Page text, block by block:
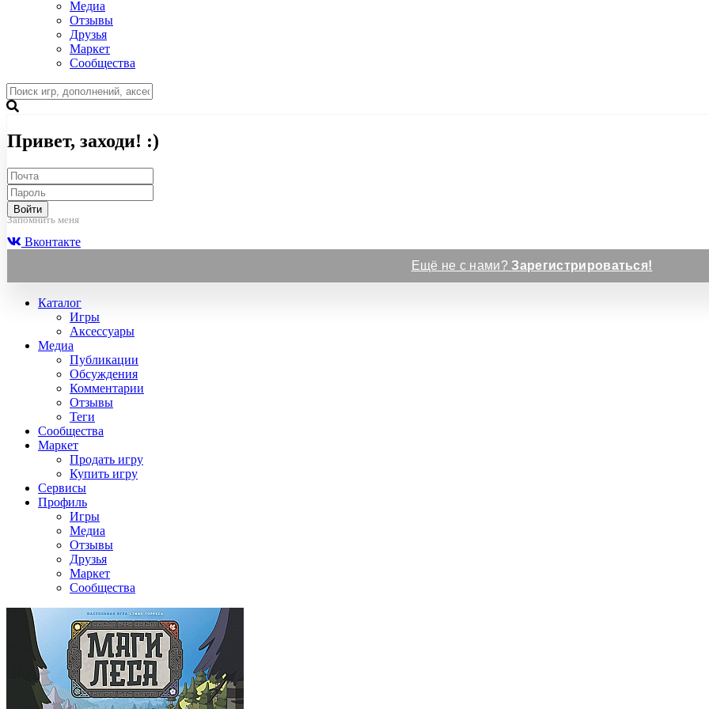
Медиа
Отзывы
Друзья
Маркет
Сообщества
Привет, заходи! :)
Войти
Запомнить меня
Вконтакте
Ещё не с нами?Зарегистрироваться!
Каталог
Игры
Аксессуары
Медиа
Публикации
Обсуждения
Комментарии
Отзывы
Теги
Сообщества
Маркет
Продать игру
Купить игру
Сервисы
Профиль
Игры
Медиа
Отзывы
Друзья
Маркет
Сообщества